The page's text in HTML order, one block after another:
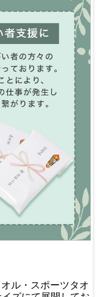
ル・スポーツタオ